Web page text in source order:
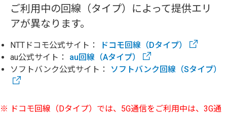
ご利用中の回線（タイプ）によって提供エリ
アが異なります。
NTTドコモ公式サイト：
ドコモ回線（Dタイプ）
au公式サイト：
au回線（Aタイプ）
ソフトバンク公式サイト：
ソフトバンク回線（Sタイプ）
ドコモ回線（Dタイプ）では、5G通信をご利用中は、3G通